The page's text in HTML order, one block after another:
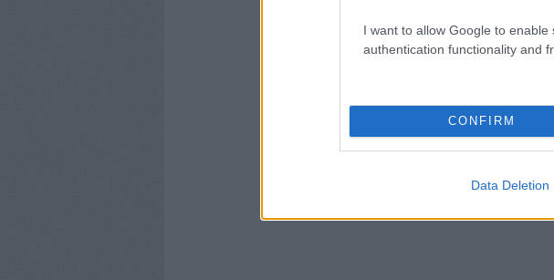
I want to allow Google to
authentication functionality and
CONFIRM
Data Deletion